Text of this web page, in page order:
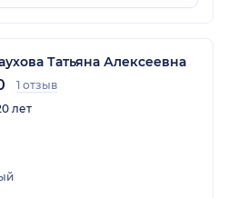
Татьяна Алексеевна
1 отзыв
лет